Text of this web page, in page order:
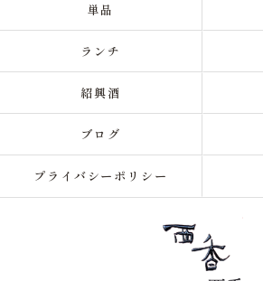
単品
ランチ
紹興酒
ブログ
プライバシーポリシー